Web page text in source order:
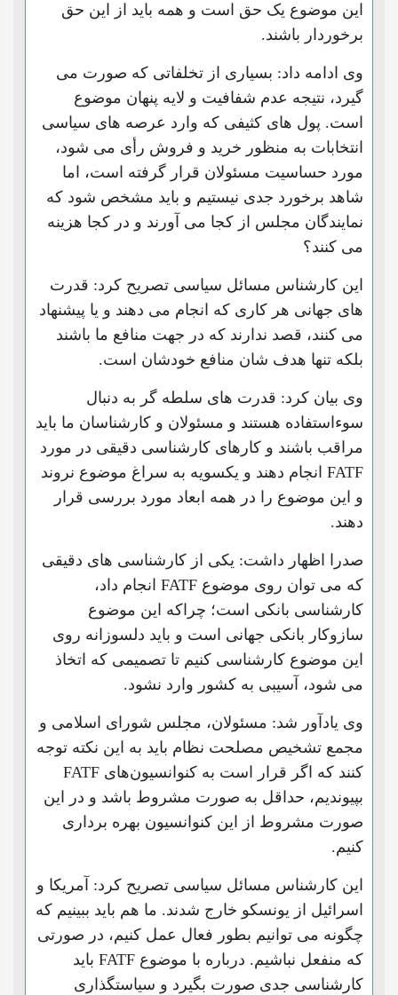
این موضوع یک حق است و همه باید از این حق
برخوردار باشند.
وی ادامه داد: بسیاری از تخلفاتی که صورت می
گیرد، نتیجه عدم شفافیت و لایه پنهان موضوع
است. پول های کثیفی که وارد عرصه های سیاسی
انتخابات به منظور خرید و فروش رأی می شود،
مورد حساسیت مسئولان قرار گرفته است، اما
شاهد برخورد جدی نیستیم و باید مشخص شود که
نمایندگان مجلس از کجا می آورند و در کجا هزینه
می کنند؟
این کارشناس مسائل سیاسی تصریح کرد: قدرت
های جهانی هر کاری که انجام می دهند و یا پیشنهاد
می کنند،‌ قصد ندارند که در جهت منافع ما باشند
بلکه تنها هدف شان منافع خودشان است.
وی بیان کرد:‌ قدرت های سلطه گر به دنبال
سوءاستفاده هستند و مسئولان و کارشناسان ما باید
مراقب باشند و کارهای کارشناسی دقیقی در مورد
FATF انجام دهند و یکسویه به سراغ موضوع نروند
و این موضوع را در همه ابعاد مورد بررسی قرار
دهند.
صدرا اظهار داشت:‌ یکی از کارشناسی های دقیقی
که می توان روی موضوع FATF انجام داد،
کارشناسی بانکی است؛ چراکه این موضوع
سازوکار بانکی جهانی است و باید دلسوزانه روی
این موضوع کارشناسی کنیم تا تصمیمی که اتخاذ
می شود، آسیبی به کشور وارد نشود.
وی یادآور شد:‌ مسئولان، مجلس شورای اسلامی و
مجمع تشخیص مصلحت نظام باید به این نکته توجه
کنند که اگر قرار است به کنوانسیون‌های FATF
بپیوندیم، حداقل به صورت مشروط باشد و در این
صورت مشروط از این کنوانسیون بهره برداری
کنیم.
این کارشناس مسائل سیاسی تصریح کرد:‌ آمریکا و
اسرائیل از یونسکو خارج شدند. ما هم باید ببینیم که
چگونه می توانیم بطور فعال عمل کنیم، در صورتی
که منفعل نباشیم. درباره با موضوع FATF باید
کارشناسی جدی صورت بگیرد و سیاستگذاری